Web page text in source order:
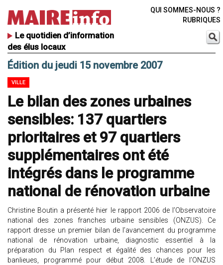
Le quotidien d’information
des élus locaux
QUI SOMMES-NOUS ?
RUBRIQUES
Édition du jeudi 15 novembre 2007
VILLE
Le bilan des zones urbaines
sensibles: 137 quartiers
prioritaires et 97 quartiers
supplémentaires ont été
intégrés dans le programme
national de rénovation urbaine
Christine Boutin a présenté hier le rapport 2006 de l’Observatoire
national des zones franches urbaine sensibles (ONZUS). Ce
rapport dresse un premier bilan de l’avancement du programme
national de rénovation urbaine, diagnostic essentiel à la
préparation du Plan respect et égalité des chances pour les
banlieues, programmé pour début 2008. L’étude de l’ONZUS